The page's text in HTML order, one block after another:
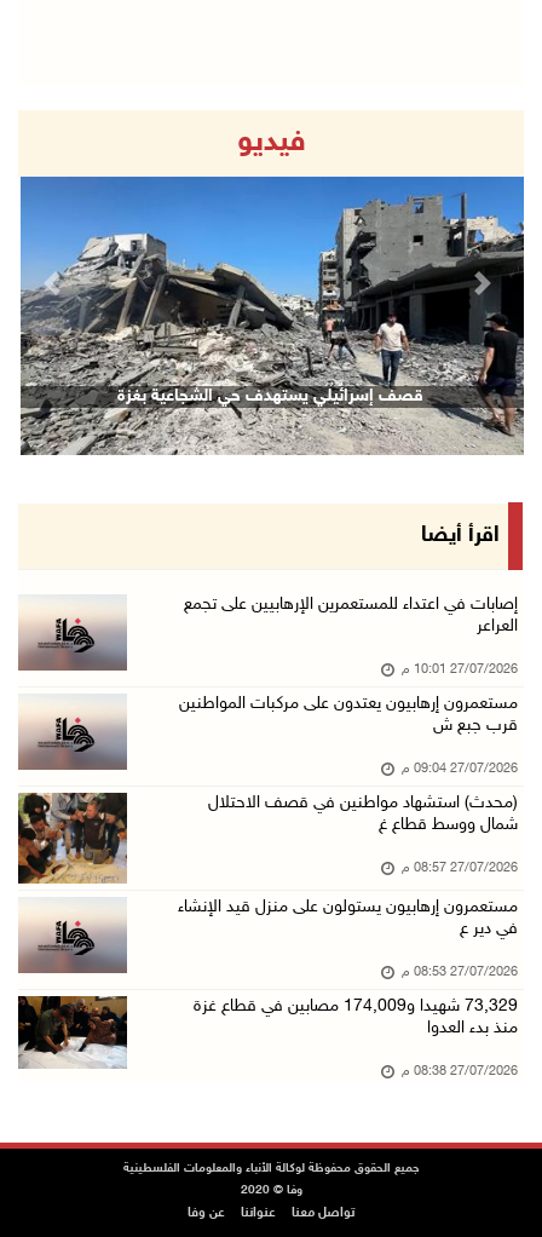
فيديو
قصف إسرائيلي يستهدف حي الشجاعية بغزة
Next
اقرأ أيضا
إصابات في اعتداء للمستعمرين الإرهابيين على تجمع
العراعر
27/07/2026 10:01 م
مستعمرون إرهابيون يعتدون على مركبات المواطنين
قرب جبع ش
27/07/2026 09:04 م
(محدث) استشهاد مواطنين في قصف الاحتلال
شمال ووسط قطاع غ
27/07/2026 08:57 م
مستعمرون إرهابيون يستولون على منزل قيد الإنشاء
في دير ع
27/07/2026 08:53 م
73,329 شهيدا و174,009 مصابين في قطاع غزة
منذ بدء العدوا
27/07/2026 08:38 م
جميع الحقوق محفوظة لوكالة الأنباء والمعلومات الفلسطينية
وفا © 2020
تواصل معنا عنواننا عن وفا